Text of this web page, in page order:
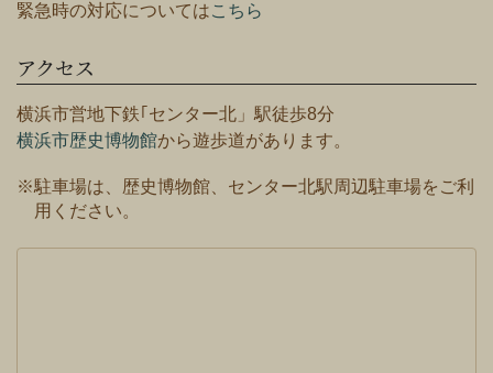
緊急時の対応についてはこちら
アクセス
横浜市営地下鉄｢センター北」駅徒歩8分
横浜市歴史博物館から遊歩道があります。
※駐車場は、歴史博物館、センター北駅周辺駐車場をご利
用ください。